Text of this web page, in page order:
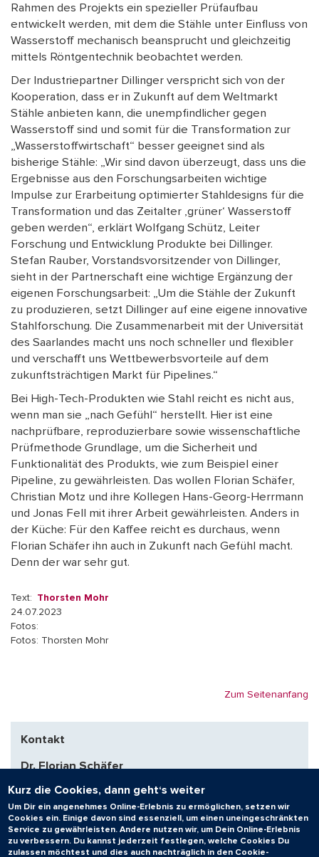
Rahmen des Projekts ein spezieller Prüfaufbau
entwickelt werden, mit dem die Stähle unter Einfluss von
Wasserstoff mechanisch beansprucht und gleichzeitig
mittels Röntgentechnik beobachtet werden.
Der Industriepartner Dillinger verspricht sich von der
Kooperation, dass er in Zukunft auf dem Weltmarkt
Stähle anbieten kann, die unempfindlicher gegen
Wasserstoff sind und somit für die Transformation zur
„Wasserstoffwirtschaft“ besser geeignet sind als
bisherige Stähle: „Wir sind davon überzeugt, dass uns die
Ergebnisse aus den Forschungsarbeiten wichtige
Impulse zur Erarbeitung optimierter Stahldesigns für die
Transformation und das Zeitalter ‚grüner‘ Wasserstoff
geben werden“, erklärt Wolfgang Schütz, Leiter
Forschung und Entwicklung Produkte bei Dillinger.
Stefan Rauber, Vorstandsvorsitzender von Dillinger,
sieht in der Partnerschaft eine wichtige Ergänzung der
eigenen Forschungsarbeit: „Um die Stähle der Zukunft
zu produzieren, setzt Dillinger auf eine eigene innovative
Stahlforschung. Die Zusammenarbeit mit der Universität
des Saarlandes macht uns noch schneller und flexibler
und verschafft uns Wettbewerbsvorteile auf dem
zukunftsträchtigen Markt für Pipelines.“
Bei High-Tech-Produkten wie Stahl reicht es nicht aus,
wenn man sie „nach Gefühl“ herstellt. Hier ist eine
nachprüfbare, reproduzierbare sowie wissenschaftliche
Prüfmethode Grundlage, um die Sicherheit und
Funktionalität des Produkts, wie zum Beispiel einer
Pipeline, zu gewährleisten. Das wollen Florian Schäfer,
Christian Motz und ihre Kollegen Hans-Georg-Herrmann
und Jonas Fell mit ihrer Arbeit gewährleisten. Anders in
der Küche: Für den Kaffee reicht es durchaus, wenn
Florian Schäfer ihn auch in Zukunft nach Gefühl macht.
Denn der war sehr gut.
Text: Thorsten Mohr
24.07.2023
Fotos:
Fotos: Thorsten Mohr
Zum Seitenanfang
Kontakt
Dr. Florian Schäfer
Experimentelle Methodik der
Werkstoffwissenschaften
+49 681 3025172
f.schaefer@matsci.uni-sb.de
Kurz die Cookies, dann geht‘s weiter
Um Dir ein angenehmes Online-Erlebnis zu ermöglichen, setzen wir
Cookies ein. Einige davon sind essenziell, um einen uneingeschränkten
Service zu gewährleisten. Andere nutzen wir, um Dein Online-Erlebnis
zu verbessern. Du kannst jederzeit festlegen, welche Cookies Du
zulassen möchtest und dies auch nachträglich in den Cookie-